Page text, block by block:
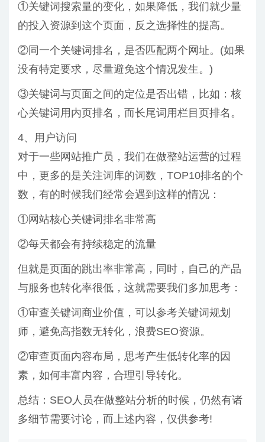
①关键词搜索量的变化，如果降低，我们就少量
的投入资源到这个页面，反之选择性的提高。
②同一个关键词排名，是否匹配两个网址。(如果
没有特定要求，尽量避免这个情况发生。)
③关键词与页面之间的定位是否出错，比如：核
心关键词用内页排名，而长尾词用栏目页排名。
4、用户访问
对于一些网站推广员，我们在做整站运营的过程
中，更多的是关注词库的词数，TOP10排名的个
数，有的时候我们经常会遇到这样的情况：
①网站核心关键词排名非常高
②每天都会有持续稳定的流量
但就是页面的跳出率非常高，同时，自己的产品
与服务也转化率很低，这就需要我们多加思考：
①审查关键词商业价值，可以参考关键词规划
师，避免高指数无转化，浪费SEO资源。
②审查页面内容布局，思考产生低转化率的因
素，如何丰富内容，合理引导转化。
总结：SEO人员在做整站分析的时候，仍然有诸
多细节需要讨论，而上述内容，仅供参考!